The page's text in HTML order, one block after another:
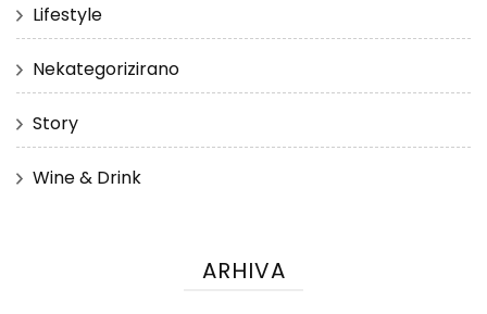
Lifestyle
Nekategorizirano
Story
Wine & Drink
ARHIVA